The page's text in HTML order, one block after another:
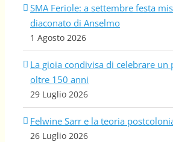
SMA Feriole: a settembre festa
diaconato di Anselmo
1 Agosto 2026
La gioia condivisa di celebrare
oltre 150 anni
29 Luglio 2026
Felwine Sarr e la teoria
26 Luglio 2026